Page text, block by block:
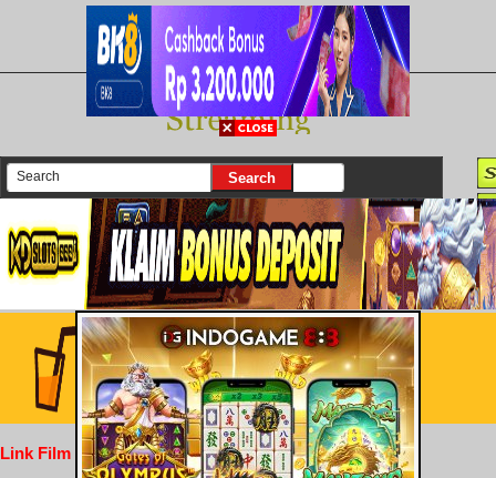
There are currently 25630 movies on our website
Login
Link Film Dewasa